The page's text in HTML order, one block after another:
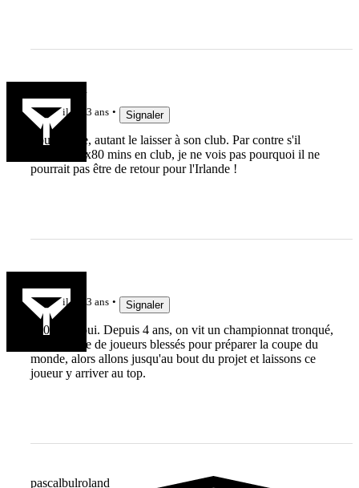
il y a 3 ans Signaler
Pour l'Italie, autant le laisser à son club. Par contre s'il
enchaine 2x80 mins en club, je ne vois pas pourquoi il ne
pourrait pas être de retour pour l'Irlande !
il y a 3 ans Signaler
1000 fois oui. Depuis 4 ans, on vit un championnat tronqué,
une cascade de joueurs blessés pour préparer la coupe du
monde, alors allons jusqu'au bout du projet et laissons ce
joueur y arriver au top.
pascalbulroland